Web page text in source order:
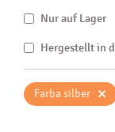
Nur auf Lager
Hergestellt in
Farba silber ×